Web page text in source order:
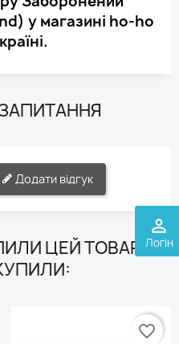
perm_identity
Логін
у магазині ho-ho
Додати відгук
ЦЕЙ ТОВАР,
favorite_border